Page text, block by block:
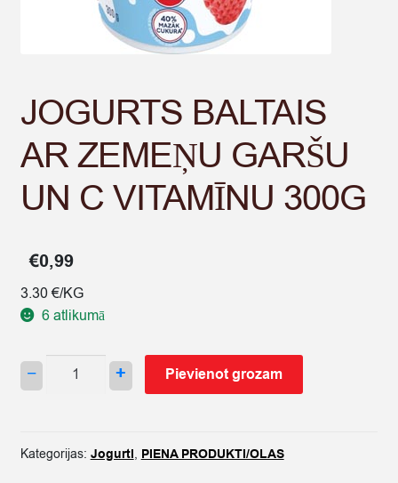
JOGURTS BALTAIS
AR ZEMEŅU GARŠU
UN C VITAMĪNU 300G
€0,99
3.30 €/KG
6 atlikumā
−
JOGURTS
GARŠU
+ Pievienot grozam
Kategorijas: Jogurti, PIENA PRODUKTI/OLAS